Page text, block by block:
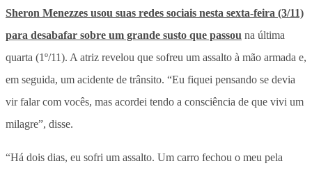
Sheron Menezzes usou suas redes sociais nesta sexta-feira (3/11)
para desabafar sobre um grande susto que passou na última
quarta (1º/11). A atriz revelou que sofreu um assalto à mão armada e,
em seguida, um acidente de trânsito. “Eu fiquei pensando se devia
vir falar com vocês, mas acordei tendo a consciência de que vivi um
milagre”, disse.
“Há dois dias, eu sofri um assalto. Um carro fechou o meu pela